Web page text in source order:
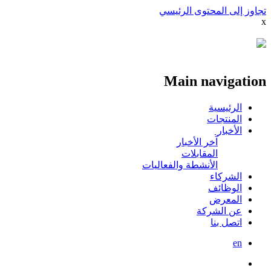
تجاوز إلى المحتوى الرئيسي
x
Main navigation
الرئيسية
المنتجات
الأخبار
آخر الأخبار
المقابلات
الأنشطة والفعاليات
الشركاء
الوظائف
المعرض
عن الشركة
اتصل بنا
en